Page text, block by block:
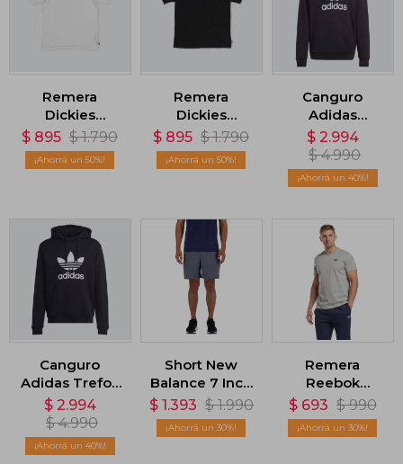
Remera
Dickies
Skateboarding
Logo - Blanco
$ 895 $ 1.790
50
Remera
Dickies
Skateboarding
Logo - Negro
$ 895 $ 1.790
50
Canguro
Adidas
Adicolor
Classics
Trifolio -
Negro
$ 2.994
$ 4.990
40
Canguro
Adidas Trefoil
- Negro
$ 2.994
$ 4.990
40
Short New
Balance 7 Inch
Brief - Gris
$ 1.393 $ 1.990
30
Remera
Reebok
Identity
Classics - Gris
$ 693 $ 990
30